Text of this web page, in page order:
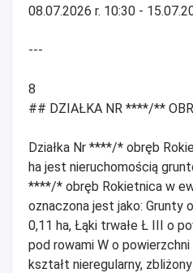
08.07.2026 r. 10:30 -
---
8
## DZIAŁKA NR ****/**
Działka Nr ****/* obręb
ha jest nieruchomością
****/* obręb Rokietnica w
oznaczona jest jako: Grunty
0,11 ha, Łąki trwałe Ł III o
pod rowami W o powierzchni
kształt nieregularny,